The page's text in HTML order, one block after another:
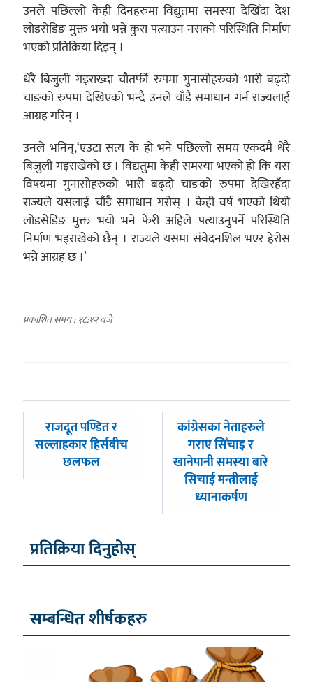
उनले पछिल्लो केही दिनहरुमा विद्युतमा समस्या देखिँदा देश
लोडसेडिङ मुक्त भयो भन्ने कुरा पत्याउन नसक्ने परिस्थिति निर्माण
भएको प्रतिक्रिया दिइन् ।
धेरै बिजुली गइराख्दा चौतर्फी रुपमा गुनासोहरुको भारी बढ्दो
चाङको रुपमा देखिएको भन्दै उनले चाँडै समाधान गर्न राज्यलाई
आग्रह गरिन् ।
उनले भनिन्,‘एउटा सत्य के हो भने पछिल्लो समय एकदमै धेरै
बिजुली गइराखेको छ । विद्यतुमा केही समस्या भएको हो कि यस
विषयमा गुनासोहरुको भारी बढ्दो चाङको रुपमा देखिरहँदा
राज्यले यसलाई चाँडै समाधान गरोस् । केही वर्ष भएको थियो
लोडसेडिङ मुक्त भयो भने फेरी अहिले पत्याउनुपर्ने परिस्थिति
निर्माण भइराखेको छैन् । राज्यले यसमा संवेदनशिल भएर हेरोस
भन्ने आग्रह छ ।’
प्रकाशित समय : १८:१२ बजे
पछिल्लाे
-
राजदूत पण्डित र
सल्लाहकार हिर्सबीच
छलफल
अघिल्लाे
कांग्रेसका नेताहरुले
गराए सिँचाइ र
खानेपानी समस्या बारे
सिचाई मन्त्रीलाई
ध्यानाकर्षण
प्रतिक्रिया दिनुहोस्
सम्बन्धित शीर्षकहरु